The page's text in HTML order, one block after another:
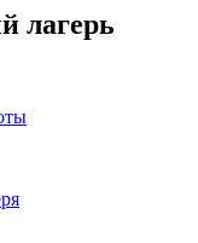
лагерь